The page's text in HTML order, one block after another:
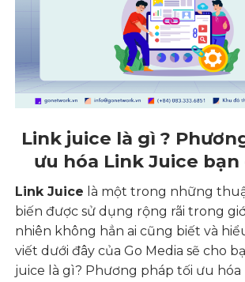
Link juice là gì ?
ưu hóa Link Juice
Link Juice là một trong những
biến được sử dụng rộng rãi trong
nhiên không hẳn ai cũng biết và
viết dưới đây củaGo Mediasẽ cho
juice là gì? Phương pháp tối ưu hóa